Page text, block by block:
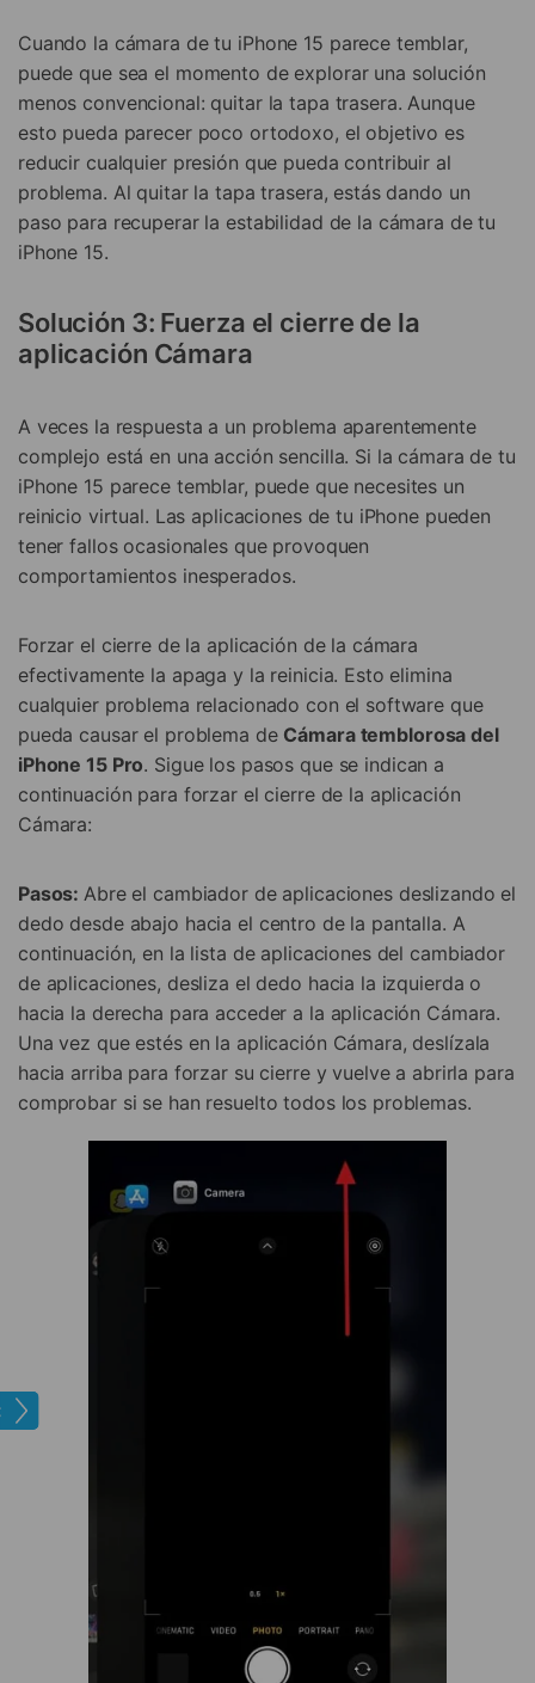
Cuando la cámara de tu iPhone 15 parece temblar,
puede que sea el momento de explorar una solución
menos convencional: quitar la tapa trasera. Aunque
esto pueda parecer poco ortodoxo, el objetivo es
reducir cualquier presión que pueda contribuir al
problema. Al quitar la tapa trasera, estás dando un
paso para recuperar la estabilidad de la cámara de tu
iPhone 15.
Solución 3: Fuerza el cierre de la
aplicación Cámara
A veces la respuesta a un problema aparentemente
complejo está en una acción sencilla. Si la cámara de tu
iPhone 15 parece temblar, puede que necesites un
reinicio virtual. Las aplicaciones de tu iPhone pueden
tener fallos ocasionales que provoquen
comportamientos inesperados.
Forzar el cierre de la aplicación de la cámara
efectivamente la apaga y la reinicia. Esto elimina
cualquier problema relacionado con el software que
pueda causar el problema de Cámara temblorosa del
iPhone 15 Pro. Sigue los pasos que se indican a
continuación para forzar el cierre de la aplicación
Cámara:
Pasos: Abre el cambiador de aplicaciones deslizando el
dedo desde abajo hacia el centro de la pantalla. A
continuación, en la lista de aplicaciones del cambiador
de aplicaciones, desliza el dedo hacia la izquierda o
hacia la derecha para acceder a la aplicación Cámara.
Una vez que estés en la aplicación Cámara, deslízala
hacia arriba para forzar su cierre y vuelve a abrirla para
comprobar si se han resuelto todos los problemas.